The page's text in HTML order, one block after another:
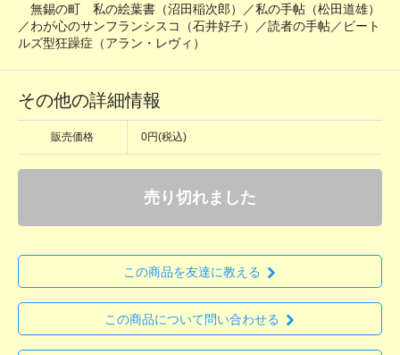
無錫の町 私の絵葉書（沼田稲次郎）／私の手帖（松田道雄）
／わが心のサンフランシスコ（石井好子）／読者の手帖／ビート
ルズ型狂躁症（アラン・レヴィ）
その他の詳細情報
販売価格 0円(税込)
売り切れました
この商品を友達に教える
この商品について問い合わせる